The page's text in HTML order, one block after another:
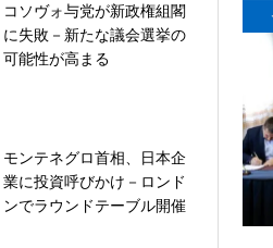
コソヴォ与党が新政権組閣
に失敗－新たな議会選挙の
可能性が高まる
モンテネグロ首相、日本企
業に投資呼びかけ－ロンド
ンでラウンドテーブル開催